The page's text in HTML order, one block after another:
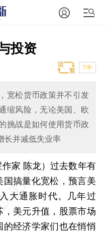
投资
T中
宽松货币政策并不引发
缩风险，无论美国、欧
挑战是如何使用货币政
长并减低失业率
作家 陈龙）过去数年有
搞量化宽松，预言美
大通胀时代。几年过
美元升值，股票市场
经济学家们也在悄悄